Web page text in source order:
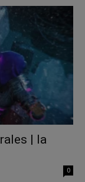
| la
0